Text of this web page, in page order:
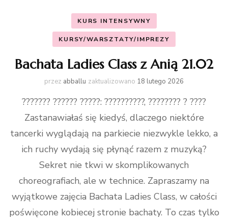
KURS INTENSYWNY
KURSY/WARSZTATY/IMPREZY
Bachata Ladies Class z Anią 21.02
przez abballu zaktualizowano 18 lutego 2026
??????? ?????? ?????: ??????????, ???????? ? ????
Zastanawiałaś się kiedyś, dlaczego niektóre
tancerki wyglądają na parkiecie niezwykle lekko, a
ich ruchy wydają się płynąć razem z muzyką?
Sekret nie tkwi w skomplikowanych
choreografiach, ale w technice. Zapraszamy na
wyjątkowe zajęcia Bachata Ladies Class, w całości
poświęcone kobiecej stronie bachaty. To czas tylko